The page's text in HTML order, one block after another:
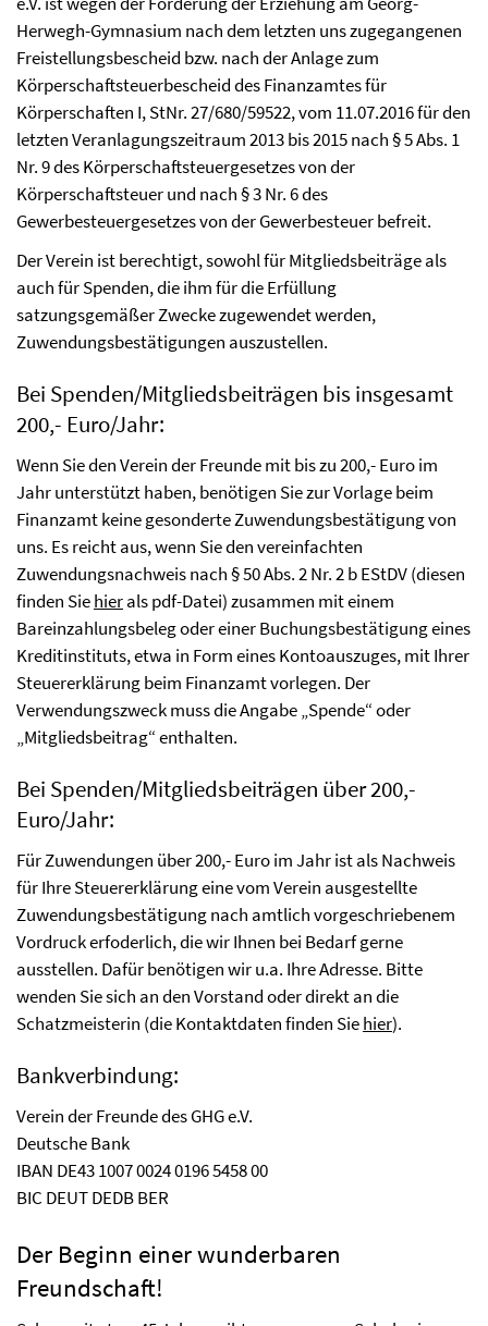
Herwegh-Gymnasium nach dem letzten uns zugegangenen
Freistellungsbescheid bzw. nach der Anlage zum
Körperschaftsteuerbescheid des Finanzamtes für
Körperschaften I, StNr. 27/680/59522, vom 11.07.2016 für den
letzten Veranlagungszeitraum 2013 bis 2015 nach § 5 Abs. 1
Nr. 9 des Körperschaftsteuergesetzes von der
Körperschaftsteuer und nach § 3 Nr. 6 des
Gewerbesteuergesetzes von der Gewerbesteuer befreit.
Der Verein ist berechtigt, sowohl für Mitgliedsbeiträge als
auch für Spenden, die ihm für die Erfüllung
satzungsgemäßer Zwecke zugewendet werden,
Zuwendungsbestätigungen auszustellen.
Bei Spenden/Mitgliedsbeiträgen bis insgesamt
200,- Euro/Jahr:
Wenn Sie den Verein der Freunde mit bis zu 200,- Euro im
Jahr unterstützt haben, benötigen Sie zur Vorlage beim
Finanzamt keine gesonderte Zuwendungsbestätigung von
uns. Es reicht aus, wenn Sie den vereinfachten
Zuwendungsnachweis nach § 50 Abs. 2 Nr. 2 b EStDV (diesen
finden Siehierals pdf-Datei) zusammen mit einem
Bareinzahlungsbeleg oder einer Buchungsbestätigung eines
Kreditinstituts, etwa in Form eines Kontoauszuges, mit Ihrer
Steuererklärung beim Finanzamt vorlegen. Der
Verwendungszweck muss die Angabe „Spende“ oder
„Mitgliedsbeitrag“ enthalten.
Bei Spenden/Mitgliedsbeiträgen über 200,-
Euro/Jahr:
Für Zuwendungen über 200,- Euro im Jahr ist als Nachweis
für Ihre Steuererklärung eine vom Verein ausgestellte
Zuwendungsbestätigung nach amtlich vorgeschriebenem
Vordruck erfoderlich, die wir Ihnen bei Bedarf gerne
ausstellen. Dafür benötigen wir u.a. Ihre Adresse. Bitte
wenden Sie sich an den Vorstand oder direkt an die
Schatzmeisterin (die Kontaktdaten finden Siehier).
Bankverbindung:
Verein der Freunde des GHG e.V.
Deutsche Bank
IBAN DE43 1007 0024 0196 5458 00
BIC DEUT DEDB BER
Der Beginn einer wunderbaren
Freundschaft!